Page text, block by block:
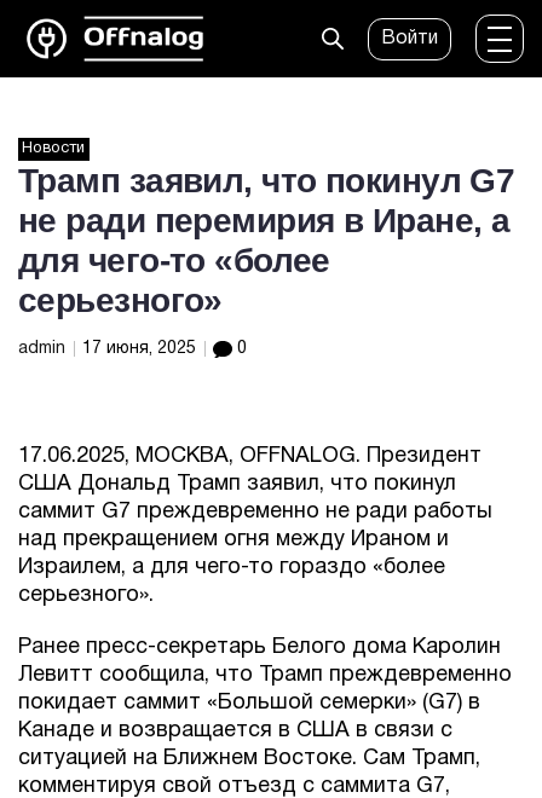
Войти
Новости
Трамп заявил, что покинул G7
не ради перемирия в Иране, а
для чего-то «более
серьезного»
admin 17 июня, 2025 0
17.06.2025, МОСКВА, OFFNALOG. Президент
США Дональд Трамп заявил, что покинул
саммит G7 преждевременно не ради работы
над прекращением огня между Ираном и
Израилем, а для чего-то гораздо «более
серьезного».
Ранее пресс-секретарь Белого дома Каролин
Левитт сообщила, что Трамп преждевременно
покидает саммит «Большой семерки» (G7) в
Канаде и возвращается в США в связи с
ситуацией на Ближнем Востоке. Сам Трамп,
комментируя свой отъезд с саммита G7,